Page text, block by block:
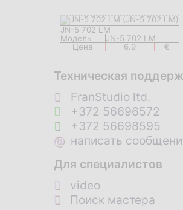
JN-5 702 LM
Модель
JN-5 702 LM
Цена
6.9 €
Техническая
FranStudio ltd.
+372 56696572
+372 56698595
@ написать
Для специалистов
video
Поиск мастера